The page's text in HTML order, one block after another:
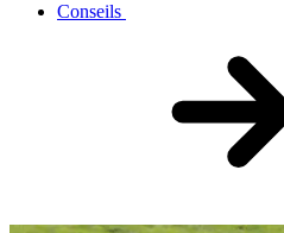
Conseils